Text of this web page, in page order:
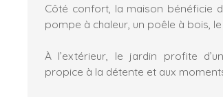
Côté confort, la maison bénéficie
pompe à chaleur, un poêle à bois,
À l’extérieur, le jardin profite
propice à la détente et aux